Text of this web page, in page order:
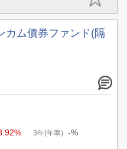
カム債券ファンド(隔
3年(年率) -%